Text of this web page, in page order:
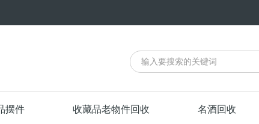
摆件 收藏品老物件回收 名酒回收